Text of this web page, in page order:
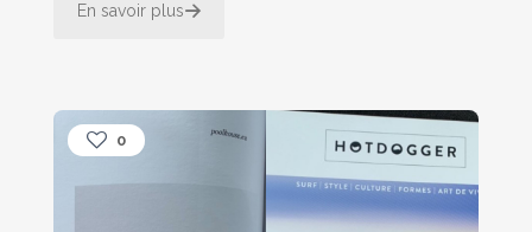
En savoir plus
0